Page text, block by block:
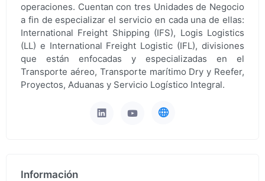
operaciones. Cuentan con tres Unidades de Negocio
a fin de especializar el servicio en cada una de ellas:
International Freight Shipping (IFS), Logis Logistics
(LL) e International Freight Logistic (IFL), divisiones
que están enfocadas y especializadas en el
Transporte aéreo, Transporte marítimo Dry y Reefer,
Proyectos, Aduanas y Servicio Logístico Integral.
Información